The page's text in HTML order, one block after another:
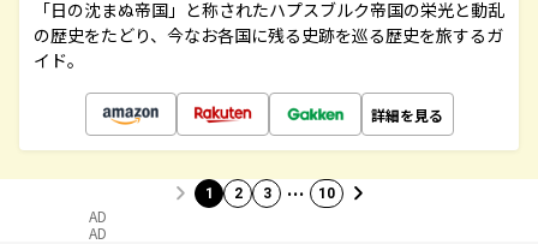
「日の沈まぬ帝国」と称されたハプスブルク帝国の栄光と動乱
の歴史をたどり、今なお各国に残る史跡を巡る歴史を旅するガ
イド。
詳細を見る
1 2 3 … 10
AD
AD